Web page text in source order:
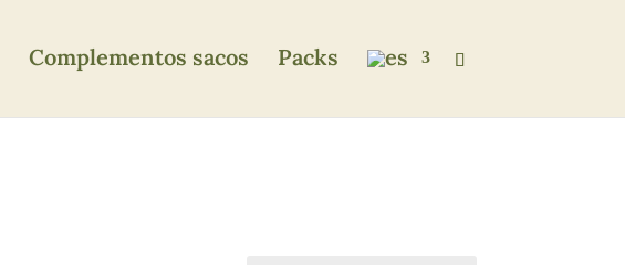
Complementos sacos Packs